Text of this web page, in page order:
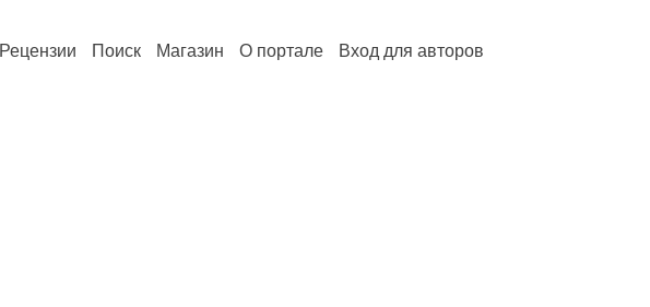
Рецензии Поиск Магазин О портале Вход для авторов